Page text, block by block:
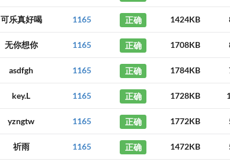
可乐真好喝 1165 正确 1424KB
无你想你 1165 正确 1708KB
asdfgh 1165 正确 1784KB
key.L 1165 正确 1728KB
yzngtw 1165 正确 1772KB
祈雨 1165 正确 1472KB